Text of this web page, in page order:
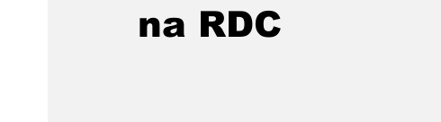
na RDC